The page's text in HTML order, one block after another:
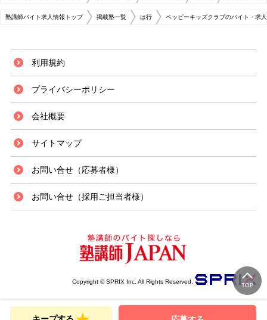
塾講師バイト求人情報トップ 掲載塾一覧 は行 ペッピーキッズクラブのバイト・求
利用規約
プライバシーポリシー
会社概要
サイトマップ
お問い合せ（応募者様）
お問い合せ（採用ご担当者様）
Copyright © SPRIX Inc. All Rights Reserved.